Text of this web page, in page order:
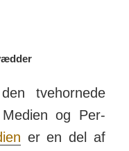
tve­hornede
og Per­
er en del af